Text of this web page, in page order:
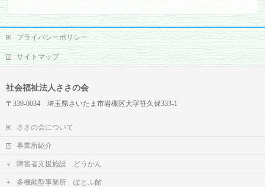
プライバシーポリシー
サイトマップ
社会福祉法人ささの会
〒339-0034 埼玉県さいたま市岩槻区大字笹久保333-1
ささの会について
事業所紹介
障害者支援施設 どうかん
多機能型事業所 ぽとふ館